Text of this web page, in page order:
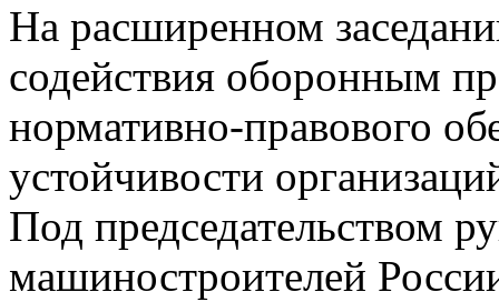
На расширенном
содействия оборонным
нормативно-правового
устойчивости
Под председательством
машиностроителей